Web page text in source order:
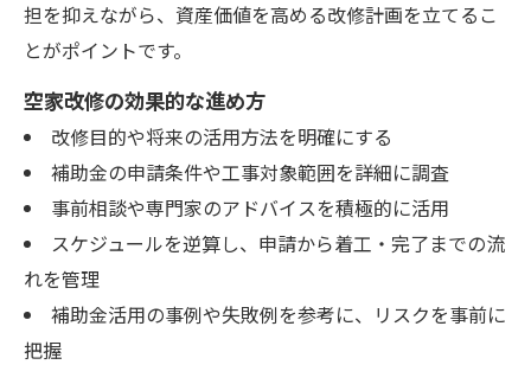
担を抑えながら、資産価値を高める改修計画を立てるこ
とがポイントです。
空家改修の効果的な進め方
改修目的や将来の活用方法を明確にする
補助金の申請条件や工事対象範囲を詳細に調査
事前相談や専門家のアドバイスを積極的に活用
スケジュールを逆算し、申請から着工・完了までの流
れを管理
補助金活用の事例や失敗例を参考に、リスクを事前に
把握